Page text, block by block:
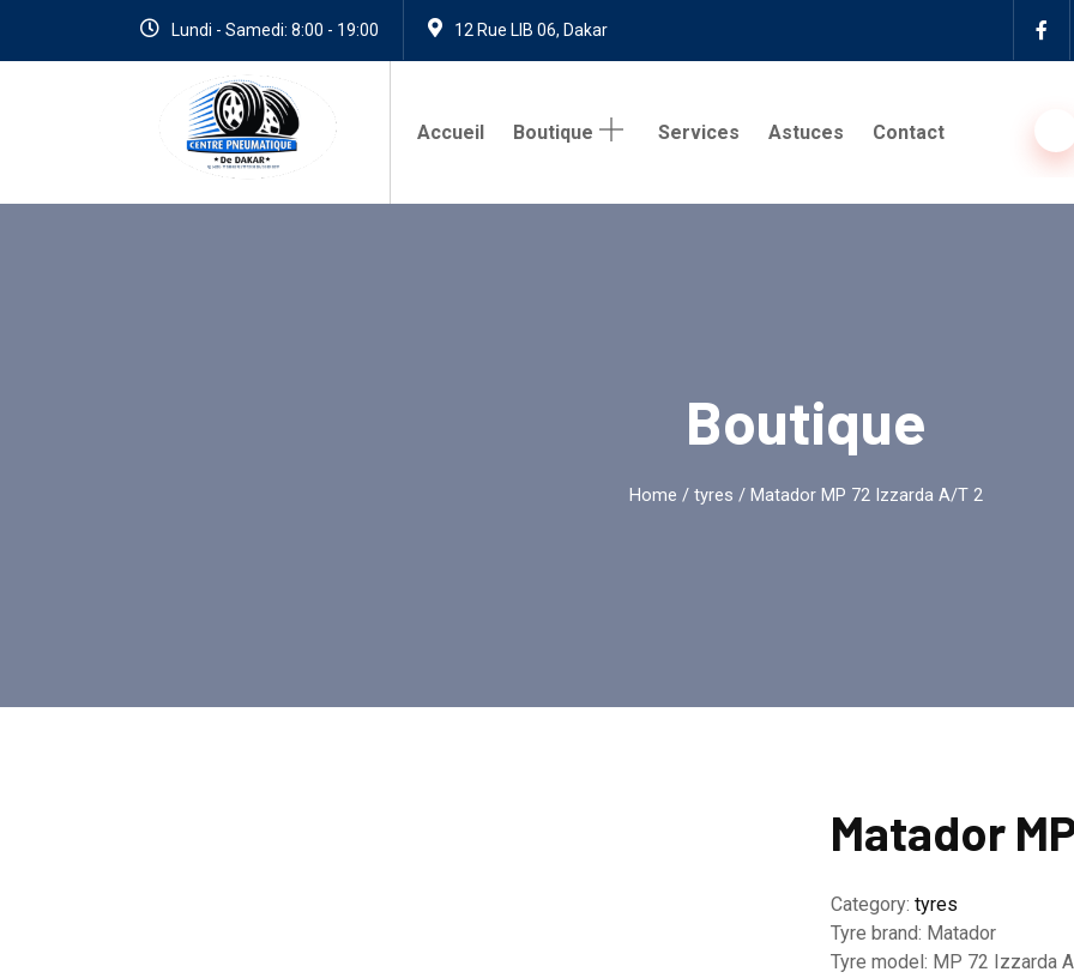
Lundi - Samedi: 8:00 - 19:00 12 Rue LIB 06, Dakar
Accueil Boutique Services Astuces Contact
Boutique
Home / tyres / Matador MP 72 Izzarda A/T 2
Matador
Category:tyres
Tyre brand: Matador
Tyre model: MP 72 Izzarda